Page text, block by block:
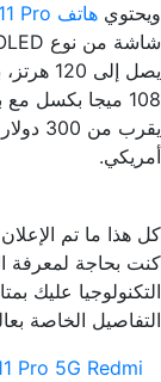
ويحتوي هاتف Redmi Note 11 Pro و هاتف و Note 11 Pro 5G
يصل
أمريكي.
كنت بحاجة لمعرفة
التكنولوجيا عليك
التفاصيل الخاصة
Pro 5G Redmi